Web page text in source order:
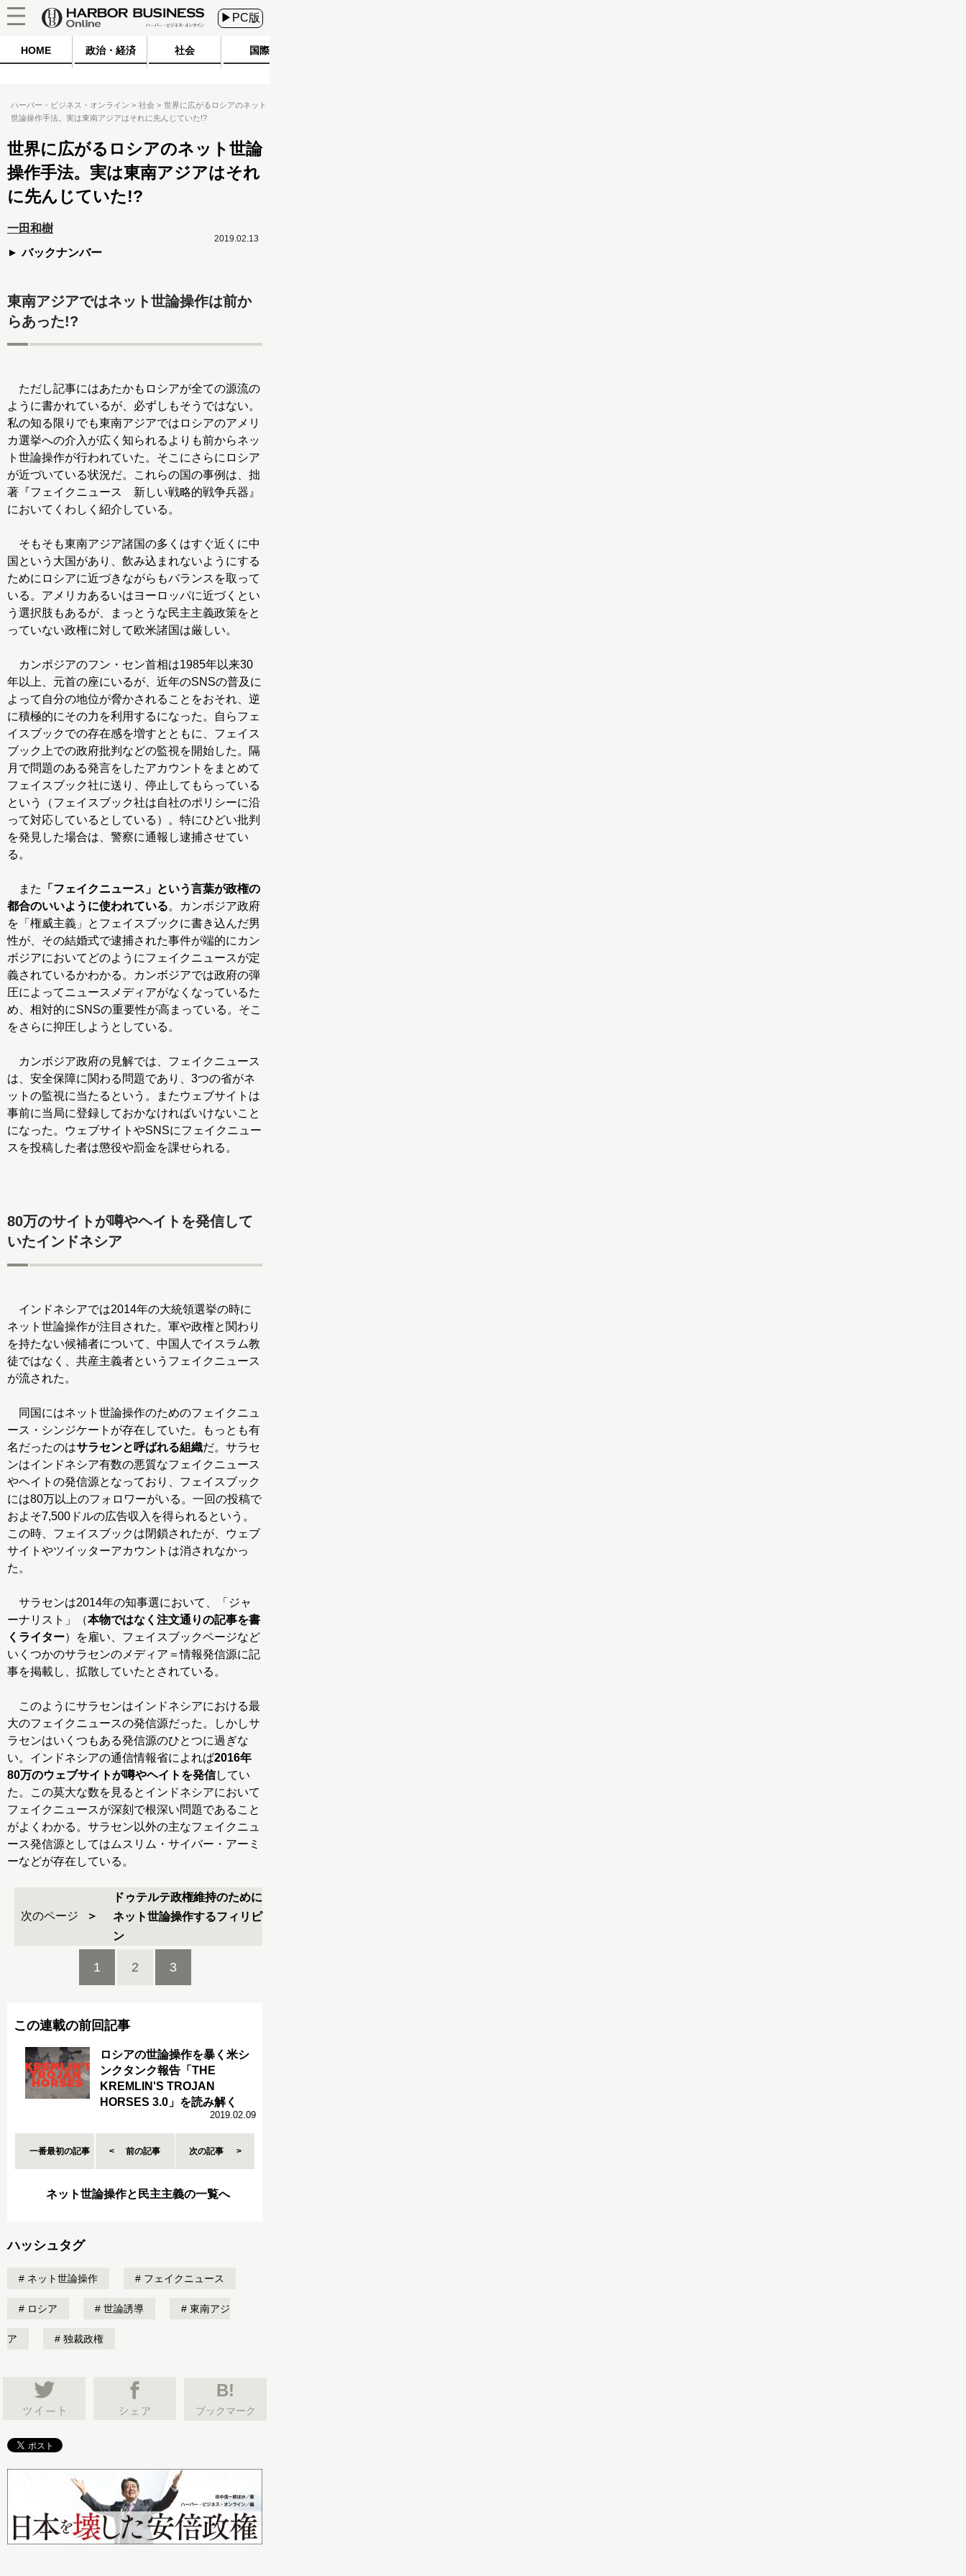
▶PC版
HOME 政治・経済 社会 国際
ハーバー・ビジネス・オンライン 社会
世界に広がるロシアのネット
世論操作手法。実は東南アジアはそれに先んじていた!?
世界に広がるロシアのネット世論
操作手法。実は東南アジアはそれ
に先んじていた!?
一田和樹
バックナンバー
2019.02.13
東南アジアではネット世論操作は前か
らあった!?
ただし記事にはあたかもロシアが全ての源流の
ように書かれているが、必ずしもそうではない。
私の知る限りでも東南アジアではロシアのアメリ
カ選挙への介入が広く知られるよりも前からネッ
ト世論操作が行われていた。そこにさらにロシア
が近づいている状況だ。これらの国の事例は、拙
著『フェイクニュース 新しい戦略的戦争兵器』
においてくわしく紹介している。
そもそも東南アジア諸国の多くはすぐ近くに中
国という大国があり、飲み込まれないようにする
ためにロシアに近づきながらもバランスを取って
いる。アメリカあるいはヨーロッパに近づくとい
う選択肢もあるが、まっとうな民主主義政策をと
っていない政権に対して欧米諸国は厳しい。
カンボジアのフン・セン首相は1985年以来30
年以上、元首の座にいるが、近年のSNSの普及に
よって自分の地位が脅かされることをおそれ、逆
に積極的にその力を利用するになった。自らフェ
イスブックでの存在感を増すとともに、フェイス
ブック上での政府批判などの監視を開始した。隔
月で問題のある発言をしたアカウントをまとめて
フェイスブック社に送り、停止してもらっている
という（フェイスブック社は自社のポリシーに沿
って対応しているとしている）。特にひどい批判
を発見した場合は、警察に通報し逮捕させてい
る。
また
「フェイクニュース」という言葉が政権の
都合のいいように使われている。カンボジア政府
を「権威主義」とフェイスブックに書き込んだ男
性が、その結婚式で逮捕された事件が端的にカン
ボジアにおいてどのようにフェイクニュースが定
義されているかわかる。カンボジアでは政府の弾
圧によってニュースメディアがなくなっているた
め、相対的にSNSの重要性が高まっている。そこ
をさらに抑圧しようとしている。
カンボジア政府の見解では、フェイクニュース
は、安全保障に関わる問題であり、3つの省がネ
ットの監視に当たるという。またウェブサイトは
事前に当局に登録しておかなければいけないこと
になった。ウェブサイトやSNSにフェイクニュー
スを投稿した者は懲役や罰金を課せられる。
80万のサイトが噂やヘイトを発信して
いたインドネシア
インドネシアでは2014年の大統領選挙の時に
ネット世論操作が注目された。軍や政権と関わり
を持たない候補者について、中国人でイスラム教
徒ではなく、共産主義者というフェイクニュース
が流された。
同国にはネット世論操作のためのフェイクニュ
ース・シンジケートが存在していた。もっとも有
名だったのはサラセンと呼ばれる組織だ。サラセ
ンはインドネシア有数の悪質なフェイクニュース
やヘイトの発信源となっており、フェイスブック
には80万以上のフォロワーがいる。一回の投稿で
およそ7,500ドルの広告収入を得られるという。
この時、フェイスブックは閉鎖されたが、ウェブ
サイトやツイッターアカウントは消されなかっ
た。
サラセンは2014年の知事選において、「ジャ
ーナリスト」（本物ではなく注文通りの記事を書
くライター）を雇い、フェイスブックページなど
いくつかのサラセンのメディア＝情報発信源に記
事を掲載し、拡散していたとされている。
このようにサラセンはインドネシアにおける最
大のフェイクニュースの発信源だった。しかしサ
ラセンはいくつもある発信源のひとつに過ぎな
い。インドネシアの通信情報省によれば2016年
80万のウェブサイトが噂やヘイトを発信してい
た。この莫大な数を見るとインドネシアにおいて
フェイクニュースが深刻で根深い問題であること
がよくわかる。サラセン以外の主なフェイクニュ
ース発信源としてはムスリム・サイバー・アーミ
ーなどが存在している。
次のページ
ドゥテルテ政権維持のために
ネット世論操作するフィリピ
ン
1 2 3
この連載の前回記事
ロシアの世論操作を暴く米シ
ンクタンク報告「THE
KREMLIN'S TROJAN
HORSES 3.0」を読み解く
2019.02.09
一番最初の記事 前の記事 次の記事
ネット世論操作と民主主義の一覧へ
ハッシュタグ
ネット世論操作 フェイクニュース
ロシア 世論誘導 東南アジ
ア 独裁政権
B!
ブックマーク